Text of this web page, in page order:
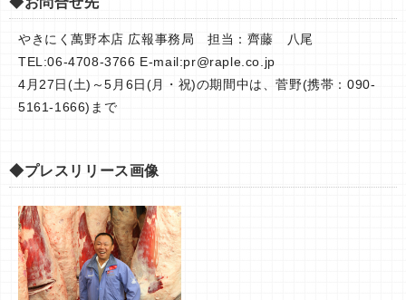
やきにく萬野本店 広報事務局 担当：齊藤 八尾
TEL:06-4708-3766 E-mail:pr@raple.co.jp
4月27日(土)～5月6日(月・祝)の期間中は、菅野(携帯：090-
5161-1666)まで
◆プレスリリース画像